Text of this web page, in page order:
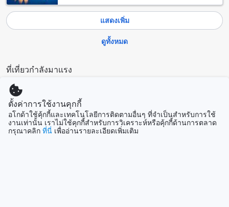
อะ ลิตเติ้ล เบิร์ด 2 เกสท์เฮาส์ มีสิ่งอำนวยความสะดวกในห้องที่ทัน
สมัยและครบครัน เพื่อให้คุณมีประสบการณ์การพักผ่อนที่สะดวก
สบาย ทุกห้องพักมีเครื่องปรับอากาศเพื่อให้คุณสามารถควบคุม
อุณหภูมิในห้องได้ตามต้องการ นอกจากนี้ยังมีเครื่องเป่าผมให้
บริการซึ่งเป็นสิ่งจำเป็นสำหรับผู้เข้าพักที่ต้องการสวยงามตลอด
ที่เหมาะแก่การพักผ่อนและชมวิวภายนอก อีกทั้งยังมีตู้เย็นให้
สนุกกับอาหารและเครื่องดื่มที่อะ ลิตเติ้ล เบิร์ด 2 เกสท์เฮาส์
อะ ลิตเติ้ล เบิร์ด 2 เกสท์เฮาส์ มีสิ่งอำนวยความสะดวกที่น่าตื่นตา
ตื่นใจสำหรับคุณในการรับประทานอาหารและเครื่องดื่ม ที่พักนี้มี
ร้านอาหารภายในที่เสริฟอาหารอร่อยตลอดวัน ซึ่งคุณสามารถ
แสดงเพิ่ม
ดูทั้งหมด
ที่เที่ยวกำลังมาแรง
ฮานอย
ตั้งค่าการใช้งานคุกกี้
อโกด้าใช้คุ้กกี้และเทคโนโลยีการติดตามอื่นๆ ที่จำเป็นสำหรับการใช้
งานเท่านั้น เราไม่ใช้คุกกี้สำหรับการวิเคราะห์หรือคุ้กกี้ด้านการตลาด
กรุณาคลิก ที่นี่ เพื่ออ่านรายละเอียดเพิ่มเติม